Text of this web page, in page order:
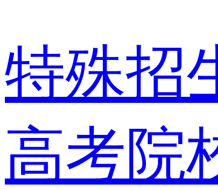
特殊招
高考院